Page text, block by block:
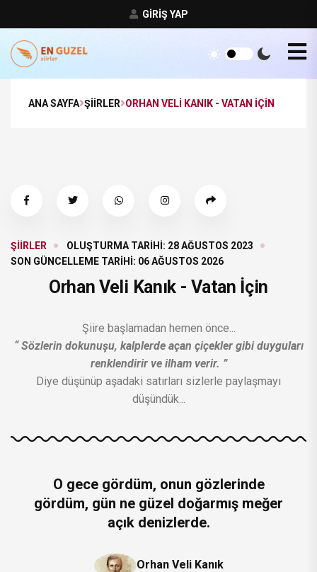
GIRIŞ YAP
ANA SAYFA ŞIIRLER ORHAN VELI KANIK - VATAN İÇIN
ŞIIRLER
OLUŞTURMA TARIHI: 28 AĞUSTOS 2023
SON GÜNCELLEME TARIHI: 06 AĞUSTOS 2026
Orhan Veli Kanık - Vatan İçin
Şiire başlamadan hemen önce...
“ Sözlerin dokunuşu, kalplerde açan çiçekler gibi duyguları
renklendirir ve ilham verir. ”
Diye düşünüp aşadaki satırları sizlerle paylaşmayı
düşündük...
O gece gördüm, onun gözlerinde
gördüm, gün ne güzel doğarmış meğer
açık denizlerde.
Orhan Veli Kanık